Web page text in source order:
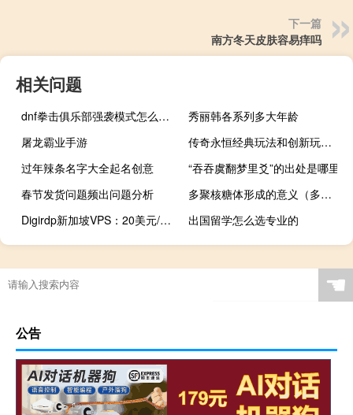
下一篇
南方冬天皮肤容易痒吗
相关问题
dnf拳击俱乐部强袭模式怎么过去（强袭模式搏击俱乐部怎么开）
秀丽韩各系列多大年龄
屠龙霸业手游
传奇永恒经典玩法和创新玩法介绍
过年辣条名字大全起名创意
“吞吞虞翻梦里爻”的出处是哪里
春节发货问题频出问题分析
多聚核糖体形成的意义（多聚核糖体）
Digirdp新加坡VPS：20美元/年，AMD 7950x，印度/美国机房15美元/年，支持支付宝/Paypal
出国留学怎么选专业的
☚
公告